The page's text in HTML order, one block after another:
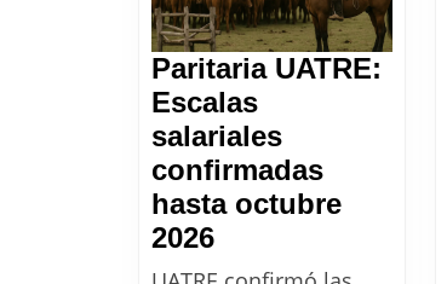
Paritaria UATRE:
Escalas
salariales
confirmadas
hasta octubre
2026Paritaria
UATRE: